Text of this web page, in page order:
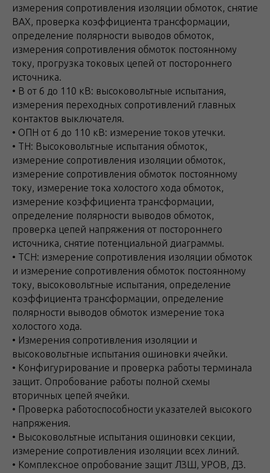
измерения сопротивления изоляции обмоток, снятие
ВАХ, проверка коэффициента трансформации,
определение полярности выводов обмоток,
измерения сопротивления обмоток постоянному
току, прогрузка токовых цепей от постороннего
источника.
• В от 6 до 110 кВ: высоковольтные испытания,
измерения переходных сопротивлений главных
контактов выключателя.
• ОПН от 6 до 110 кВ: измерение токов утечки.
• ТН: Высоковольтные испытания обмоток,
измерение сопротивления изоляции обмоток,
измерение сопротивления обмоток постоянному
току, измерение тока холостого хода обмоток,
измерение коэффициента трансформации,
определение полярности выводов обмоток,
проверка цепей напряжения от постороннего
источника, снятие потенциальной диаграммы.
• ТСН: измерение сопротивления изоляции обмоток
и измерение сопротивления обмоток постоянному
току, высоковольтные испытания, определение
коэффициента трансформации, определение
полярности выводов обмоток измерение тока
холостого хода.
• Измерения сопротивления изоляции и
высоковольтные испытания ошиновки ячейки.
• Конфигурирование и проверка работы терминала
защит. Опробование работы полной схемы
вторичных цепей ячейки.
• Проверка работоспособности указателей высокого
напряжения.
• Высоковольтные испытания ошиновки секции,
измерение сопротивления изоляции всех линий.
• Комплексное опробование защит ЛЗШ, УРОВ, ДЗ.